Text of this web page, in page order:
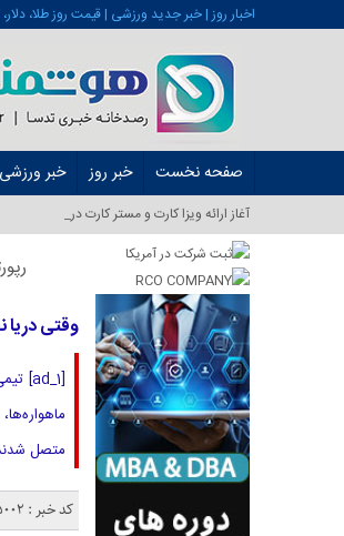
اخبار روز | خبر جدید ورزشی | قیمت روز طلا،
صفحه نخست خبر روز خبر ورزشی
آغاز ارائه ویزا کارت و مستر کارت در ایران از شهریور ۱۴۰۱_
وقتی
متصل شدند و
کد خبر : 585002